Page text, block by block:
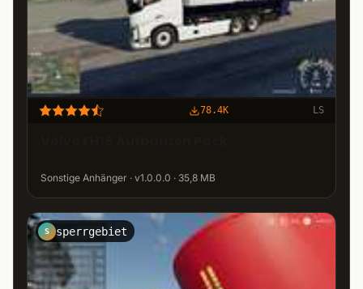
78.4K LS
Sonstige Anhänger · v1.0.0.0 · 35,8 MB
S sperrgebiet